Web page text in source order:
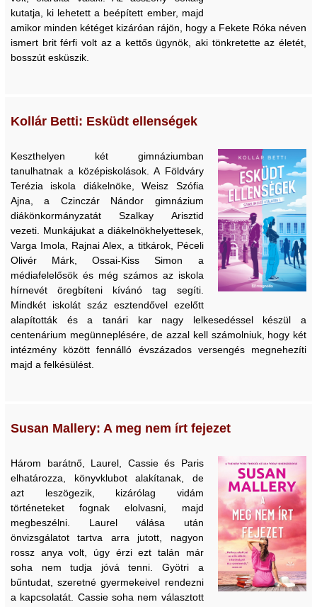
kutatja, ki lehetett a beépített ember, majd
amikor minden kétéget kizáróan rájön, hogy a Fekete Róka néven
ismert brit férfi volt az a kettős ügynök, aki tönkretette az életét,
bosszút esküszik.
Kollár Betti: Esküdt ellenségek
Keszthelyen két gimnáziumban
tanulhatnak a középiskolások. A Földváry
Terézia iskola diákelnöke, Weisz Szófia
Ajna, a Czinczár Nándor gimnázium
diákönkormányzatát Szalkay Arisztid
vezeti. Munkájukat a diákelnökhelyettesek,
Varga Imola, Rajnai Alex, a titkárok, Péceli
Olivér Márk, Ossai-Kiss Simon a
médiafelelősök és még számos az iskola
hírnevét öregbíteni kívánó tag segíti.
Mindkét iskolát száz esztendővel ezelőtt
alapították és a tanári kar nagy lelkesedéssel készül a
centenárium megünneplésére, de azzal kell számolniuk, hogy két
intézmény között fennálló évszázados versengés megnehezíti
majd a felkésülést.
Susan Mallery: A meg nem írt fejezet
Három barátnő, Laurel, Cassie és Paris
elhatározza, könyvklubot alakítanak, de
azt leszögezik, kizárólag vidám
történeteket fognak elolvasni, majd
megbeszélni. Laurel válása után
önvizsgálatot tartva arra jutott, nagyon
rossz anya volt, úgy érzi ezt talán már
soha nem tudja jóvá tenni. Gyötri a
bűntudat, szeretné gyermekeivel rendezni
a kapcsolatát. Cassie soha nem választott